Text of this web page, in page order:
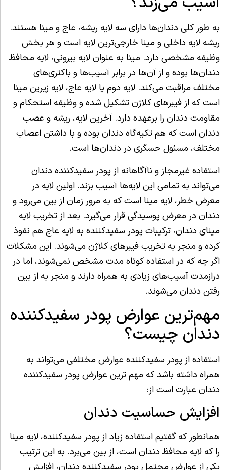
به طور کلی دندان‌ها دارای سه لایه ریشه، عاج و مینا هستند.
ریشه لایه داخلی و مینا خارجی‌ترین لایه است و هر بخش
وظیفه مشخصی دارد. مینا به عنوان لایه بیرونی، لایه محافظ
دندان‌ها بوده و از آن‌ها در برابر آسیب‌ها و باکتری‌های
مختلف مراقبت می‌کند. لایه دوم یا لایه عاج، لایه زیرین مینا
است که از فیبرهای کلاژن تشکیل شده و وظیفه استحکام و
مقاومت دندان را برعهده دارد. آخرین لایه، ریشه و عصب
دندان است که هم تکیه‌گاه دندان بوده و با داشتن اعصاب
مختلف، مسئول حسگری در دندان‌ها است.
استفاده غیرمجاز و ناآگاهانه از پودر سفیدکننده دندان
می‌تواند به تمامی این لایه‌ها آسیب بزند. اولین لایه در
معرض خطر، لایه مینا است که به مرور زمان از بین می‌رود و
دندان در معرض پوسیدگی قرار می‌گیرد. بعد از تخریب لایه
مینای دندان، ترکیبات پودر سفیدکننده به لایه عاج هم نفوذ
کرده و منجر به تخریب فیبرهای کلاژن می‌شوند. این مشکلات
اگر چه که در استفاده کوتاه مدت مشخص نمی‌شوند، اما در
درازمدت آسیب‌های زیادی به همراه دارند و منجر به از بین
رفتن دندان می‌شوند.
مهم‌ترین عوارض پودر سفیدکننده
دندان چیست؟
استفاده از پودر سفیدکننده عوارض مختلفی می‌تواند به
همراه داشته باشد که مهم ترین عوارض پودر سفیدکننده
دندان عبارت است از:
افزایش حساسیت دندان
همانطور که گفتیم استفاده زیاد از پودر سفیدکننده، لایه مینا
را که لایه محافظ دندان است، از بین می‌برد. به این ترتیب
یکی از عوارض محتمل پودر سفیدکننده دندان، افزایش